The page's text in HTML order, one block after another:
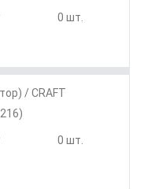
0 шт.
/ CRAFT
0 шт.